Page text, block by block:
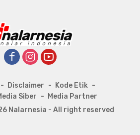
Disclaimer
Kode Etik
Siber
Media Partner
Nalarnesia - All right reserved